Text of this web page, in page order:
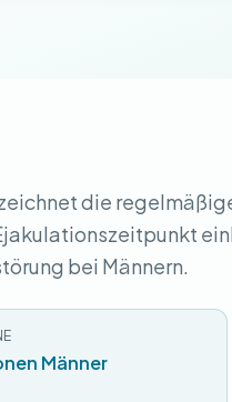
die
bei Männern.
Männer